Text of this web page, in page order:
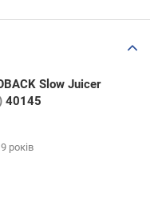
Slow Juicer
40145
років